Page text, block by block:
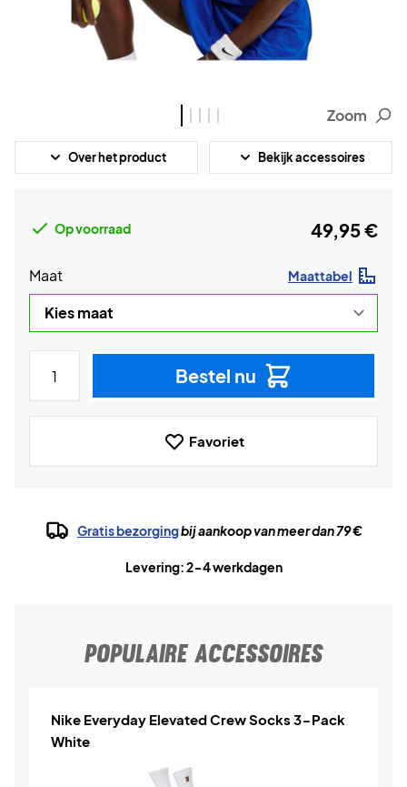
Zoom
Over het product Bekijk accessoires
Op voorraad 49,95 €
Maat Maattabel
Bestel nu
Favoriet
Gratis bezorgingbij aankoop van meer dan 79 €
Levering: 2-4 werkdagen
POPULAIRE ACCESSOIRES
Nike Everyday Elevated Crew Socks 3-Pack
White